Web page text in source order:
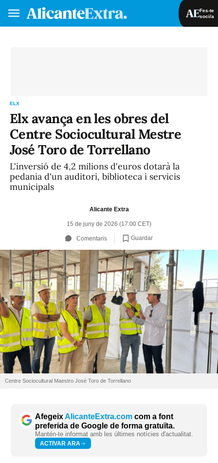
Fes-te
soci/a
ELX
Elx avança en les obres del
Centre Sociocultural Mestre
José Toro de Torrellano
L'inversió de 4,2 milions d'euros dotarà la
pedania d'un auditori, biblioteca i servicis
municipals
Alicante Extra
15 de juny de 2026 (17:00 CET)
Comentaris Guardar
Centre Sociocultural Maestro José Toro de Torrellano
AfegeixAlicanteExtra.com com a font
preferida de Google de forma gratuïta.
Mantén-te informat amb les últimes notícies d'actualitat.
ACTIVAR ARA